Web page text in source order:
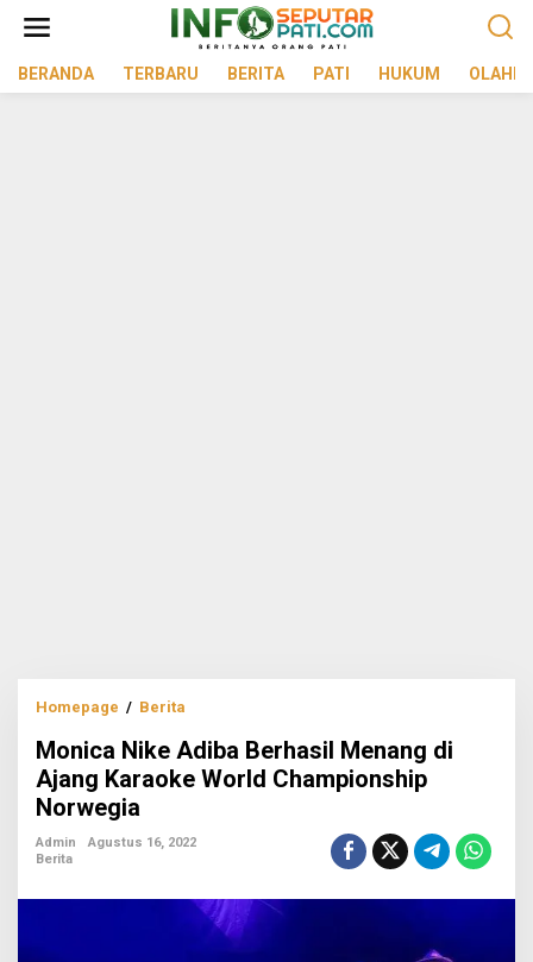
BERANDA
TERBARU BERITA PATI HUKUM
Homepage / Berita
Adiba
Berhasil
Menang
Ajang
Championship
Norwegia
Monica Nike Adiba Berhasil Menang di
Ajang Karaoke World Championship
Norwegia
Admin
Agustus 16, 2022
Berita